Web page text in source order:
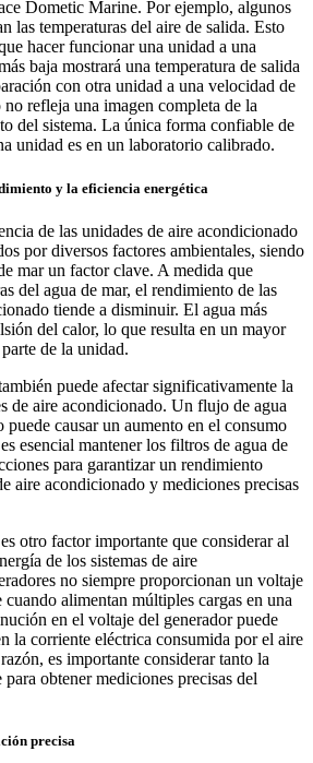
Dometic Marine. Por ejemplo, algunos
las temperaturas del aire de salida. Esto
hacer funcionar una unidad a una
baja mostrará una temperatura de salida
con otra unidad a una velocidad de
refleja una imagen completa de la
del sistema. La única forma confiable de
unidad es en un laboratorio calibrado.
y la eficiencia energética
de las unidades de aire acondicionado
por diversos factores ambientales, siendo
mar un factor clave. A medida que
del agua de mar, el rendimiento de las
tiende a disminuir. El agua más
del calor, lo que resulta en un mayor
de la unidad.
puede afectar significativamente la
de aire acondicionado. Un flujo de agua
causar un aumento en el consumo
esencial mantener los filtros de agua de
para garantizar un rendimiento
aire acondicionado y mediciones precisas
otro factor importante que considerar al
de los sistemas de aire
no siempre proporcionan un voltaje
cuando alimentan múltiples cargas en una
en el voltaje del generador puede
la corriente eléctrica consumida por el aire
es importante considerar tanto la
obtener mediciones precisas del
precisa